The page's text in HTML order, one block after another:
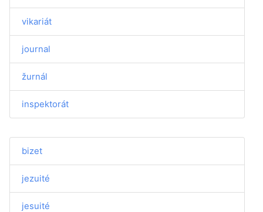
vikariát
journal
žurnál
inspektorát
bizet
jezuité
jesuité